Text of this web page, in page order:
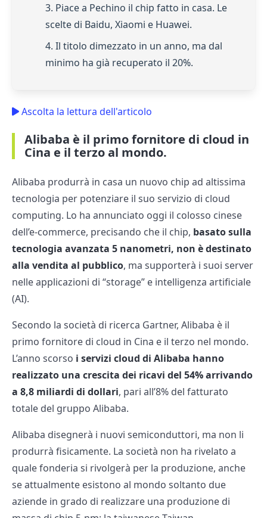
3. Piace a Pechino il chip fatto in casa. Le
scelte di Baidu, Xiaomi e Huawei.
4. Il titolo dimezzato in un anno, ma dal
minimo ha già recuperato il 20%.
Ascolta la lettura dell'articolo
Alibaba è il primo fornitore di cloud in
Cina e il terzo al mondo.
Alibaba produrrà in casa un nuovo chip ad altissima
tecnologia per potenziare il suo servizio di cloud
computing. Lo ha annunciato oggi il colosso cinese
dell’e-commerce, precisando che il chip, basato sulla
tecnologia avanzata 5 nanometri, non è destinato
alla vendita al pubblico, ma supporterà i suoi server
nelle applicazioni di “storage” e intelligenza artificiale
(AI).
Secondo la società di ricerca Gartner, Alibaba è il
primo fornitore di cloud in Cina e il terzo nel mondo.
L’anno scorso i servizi cloud di Alibaba hanno
realizzato una crescita dei ricavi del 54% arrivando
a 8,8 miliardi di dollari, pari all’8% del fatturato
totale del gruppo Alibaba.
Alibaba disegnerà i nuovi semiconduttori, ma non li
produrrà fisicamente. La società non ha rivelato a
quale fonderia si rivolgerà per la produzione, anche
se attualmente esistono al mondo soltanto due
aziende in grado di realizzare una produzione di